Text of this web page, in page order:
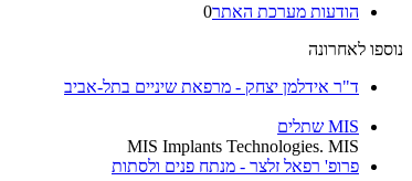
הודעות מערכת האתר0
נוספו לאחרונה
ד"ר אידלמן יצחק - מרפאת שיניים בתל-אביב
MIS שתלים
MIS Implants Technologies. MIS
פרופ' רפאל זלצר - מנתח פנים ולסתות